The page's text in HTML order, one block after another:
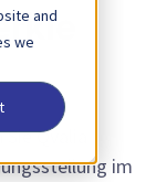
and
we
Qvalia
im